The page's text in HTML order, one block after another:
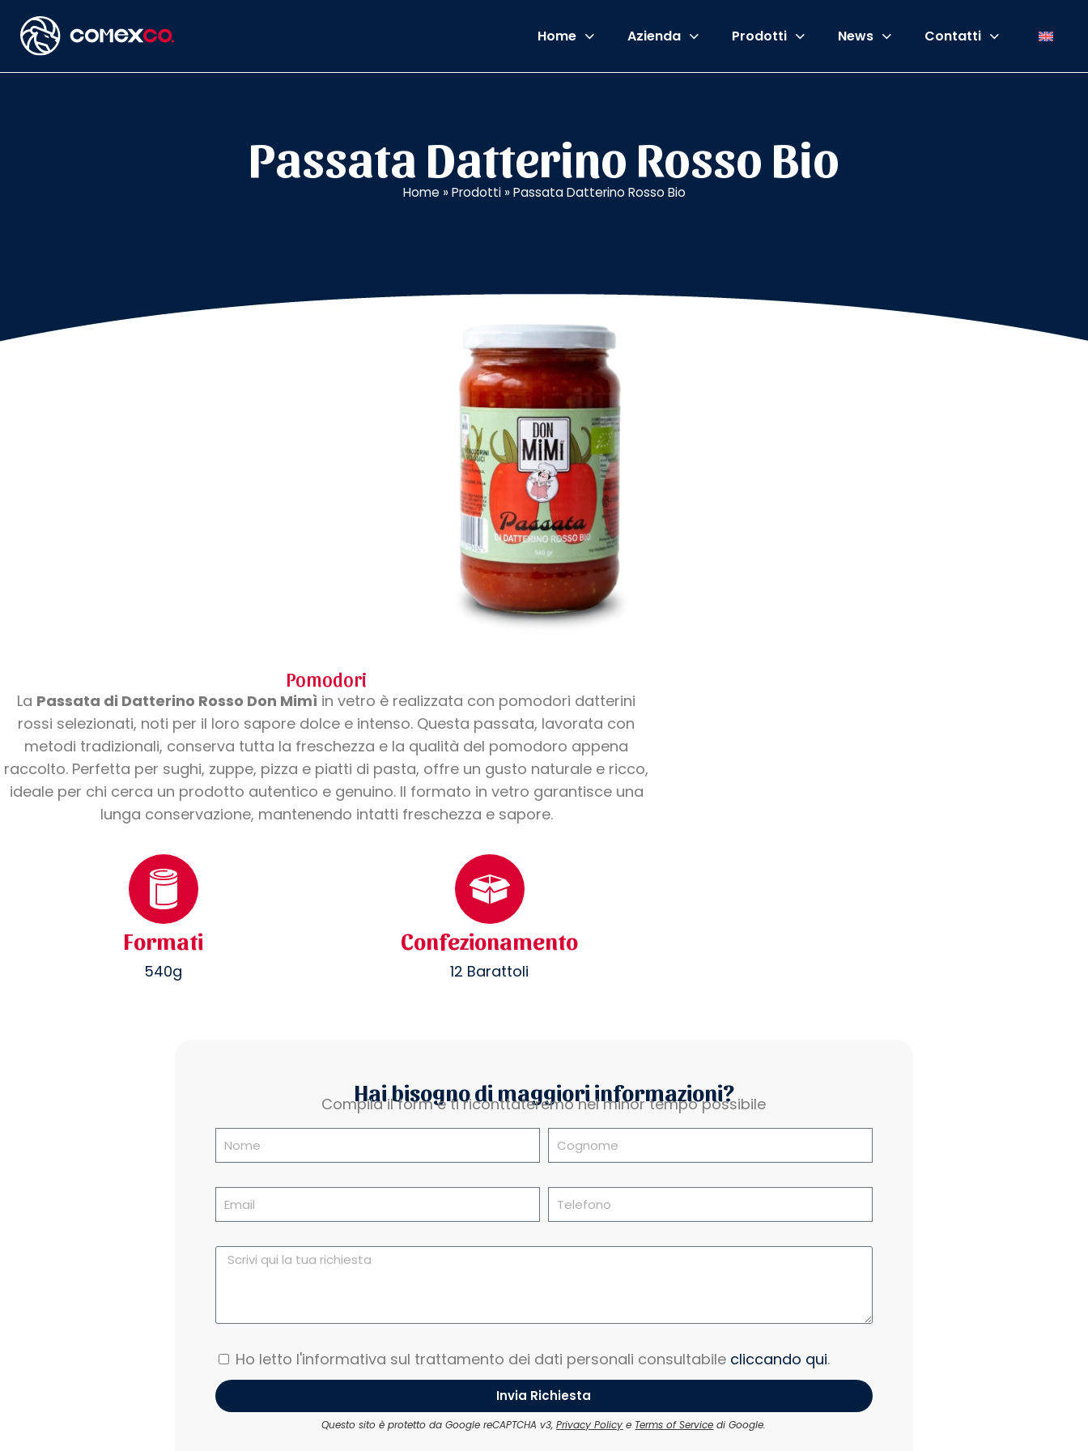
Home Azienda Prodotti News Contatti
Passata Datterino Rosso Bio
Home »Prodotti»Passata Datterino Rosso Bio
Pomodori
La Passata di Datterino Rosso Don Mimì in vetro è realizzata con pomodori datterini
rossi selezionati, noti per il loro sapore dolce e intenso. Questa passata, lavorata con
metodi tradizionali, conserva tutta la freschezza e la qualità del pomodoro appena
raccolto. Perfetta per sughi, zuppe, pizza e piatti di pasta, offre un gusto naturale e ricco,
ideale per chi cerca un prodotto autentico e genuino. Il formato in vetro garantisce una
lunga conservazione, mantenendo intatti freschezza e sapore.
Formati
540g
Confezionamento
12 Barattoli
Hai bisogno di maggiori informazioni?
Compila il form e ti riconttateremo nel minor tempo possibile
Ho letto l'informativa sul trattamento dei dati personali consultabile cliccando qui.
Invia Richiesta
Questo sito è protetto da Google reCAPTCHA v3,Privacy Policy e Terms of Service di Google.